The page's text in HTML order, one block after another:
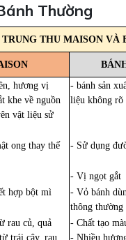
Thường
TRUNG THU MAISON VÀ
hương vị
khe về nguồn
vật liệu sử
- bánh sản
liệu không rõ
ong thay thế
- Sử dụng
- Vị ngọt gắt
hợp bột mì
- Vỏ bánh
thông thường
rau củ, quả
trái cây, rau
- Chất tạo
- Nhiều